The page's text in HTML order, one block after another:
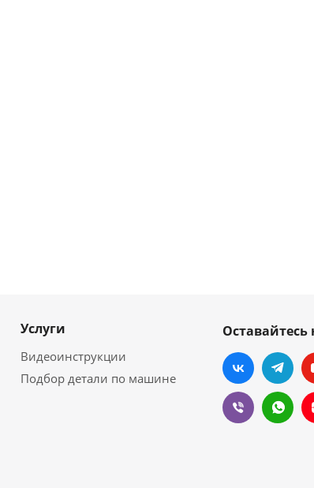
Услуги
Видеоинструкции
Подбор детали по машине
Оставайтесь